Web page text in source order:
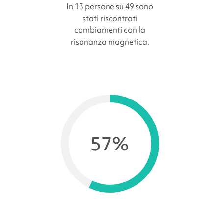
In 13 persone su 49 sono
stati riscontrati
cambiamenti con la
risonanza magnetica.
57%